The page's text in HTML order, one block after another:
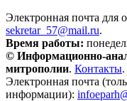
Электронная почта для
sekretar_57@mail.ru.
Время работы:
© Информационно-
митрополии. Контакты.
Электронная почта
информации):